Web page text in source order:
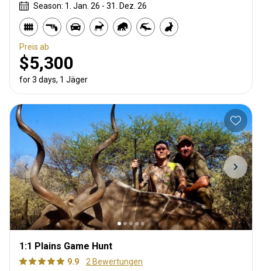
Season: 1. Jan. 26 - 31. Dez. 26
Preis ab
$5,300
for 3 days, 1 Jäger
1:1 Plains Game Hunt
9.9
2 Bewertungen